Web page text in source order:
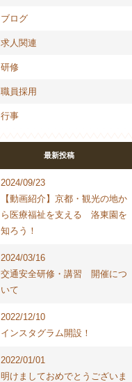
ブログ
求人関連
研修
職員採用
行事
最新投稿
2024/09/23
【動画紹介】京都・観光の地か
ら医療福祉を支える 洛東園を
知ろう！
2024/03/16
交通安全研修・講習 開催につ
いて
2022/12/10
インスタグラム開設！
2022/01/01
明けましておめでとうございま